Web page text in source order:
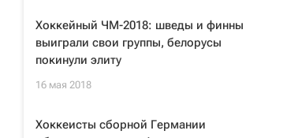
Хоккейный ЧМ-2018: шведы и финны
выиграли свои группы, белорусы
покинули элиту
16 мая 2018
Хоккеисты сборной Германии